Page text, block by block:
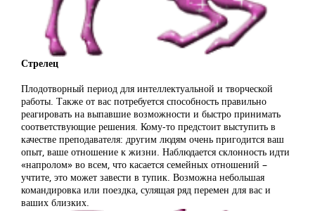
Стрелец
Плодотворный период для интеллектуальной и творческой
работы. Также от вас потребуется способность правильно
реагировать на выпавшие возможности и быстро принимать
соответствующие решения. Кому-то предстоит выступить в
качестве преподавателя: другим людям очень пригодится ваш
опыт, ваше отношение к жизни. Наблюдается склонность идти
«напролом» во всем, что касается семейных отношений –
учтите, это может завести в тупик. Возможна небольшая
командировка или поездка, сулящая ряд перемен для вас и
ваших близких.